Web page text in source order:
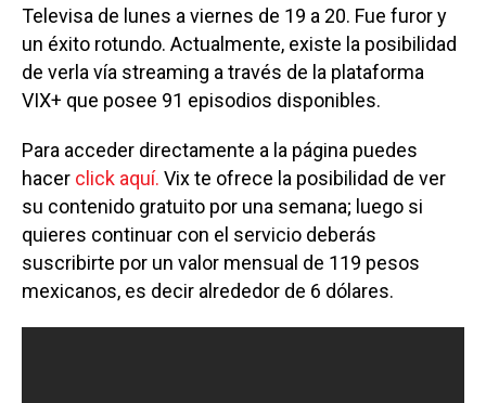
Televisa de lunes a viernes de 19 a 20. Fue furor y
un éxito rotundo. Actualmente, existe la posibilidad
de verla vía streaming a través de la plataforma
VIX+ que posee 91 episodios disponibles.
Para acceder directamente a la página puedes
hacer click aquí. Vix te ofrece la posibilidad de ver
su contenido gratuito por una semana; luego si
quieres continuar con el servicio deberás
suscribirte por un valor mensual de 119 pesos
mexicanos, es decir alrededor de 6 dólares.